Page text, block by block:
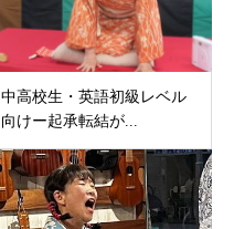
中高校生・英語初級レベル
向けー起承転結が...